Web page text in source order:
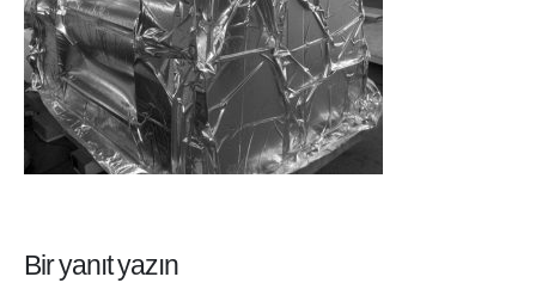
Bir yanıt yazın